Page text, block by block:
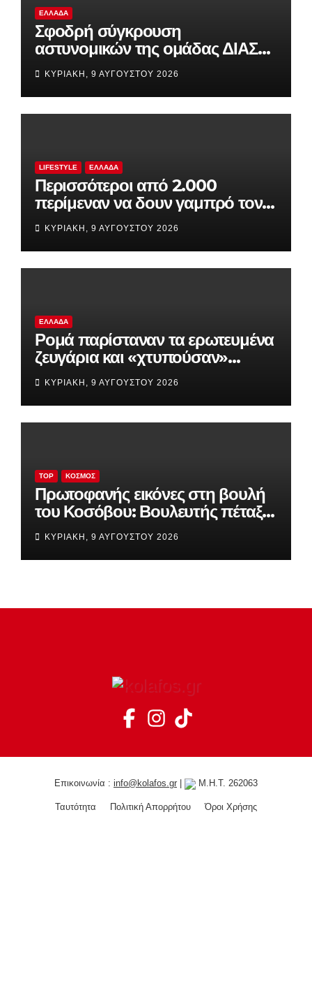
ΕΛΛΆΔΑ
Σφοδρή σύγκρουση
αστυνομικών της ομάδας ΔΙΑΣ
με αυτοκίνητο τουριστών στο
Σούνιο
ΚΥΡΙΑΚΉ, 9 ΑΥΓΟΎΣΤΟΥ 2026
LIFESTYLE ΕΛΛΆΔΑ
Περισσότεροι από 2.000
περίμεναν να δουν γαμπρό τον
Ρονάλντο, αλλά αυτός ήταν
άφαντος!
ΚΥΡΙΑΚΉ, 9 ΑΥΓΟΎΣΤΟΥ 2026
ΕΛΛΆΔΑ
Ρομά παρίσταναν τα ερωτευμένα
ζευγάρια και «χτυπούσαν»
σπίτια και επιχειρήσεις
ΚΥΡΙΑΚΉ, 9 ΑΥΓΟΎΣΤΟΥ 2026
TOP ΚΌΣΜΟΣ
Πρωτοφανής εικόνες στη βουλή
του Κοσόβου: Βουλευτής πέταξε
αυγά στον πρωθυπουργό
(βίντεο)
ΚΥΡΙΑΚΉ, 9 ΑΥΓΟΎΣΤΟΥ 2026
Επικοινωνία : info@kolafos.gr Μ.Η.Τ. 262063
Ταυτότητα Πολιτική Απορρήτου Όροι Χρήσης